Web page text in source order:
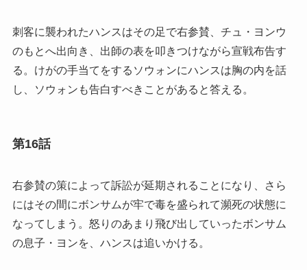
刺客に襲われたハンスはその足で右参賛、チュ・ヨンウ
のもとへ出向き、出師の表を叩きつけながら宣戦布告す
る。けがの手当てをするソウォンにハンスは胸の内を話
し、ソウォンも告白すべきことがあると答える。
第16話
右参賛の策によって訴訟が延期されることになり、さら
にはその間にボンサムが牢で毒を盛られて瀕死の状態に
なってしまう。怒りのあまり飛び出していったボンサム
の息子・ヨンを、ハンスは追いかける。